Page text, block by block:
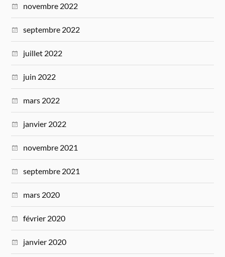
novembre 2022
septembre 2022
juillet 2022
juin 2022
mars 2022
janvier 2022
novembre 2021
septembre 2021
mars 2020
février 2020
janvier 2020